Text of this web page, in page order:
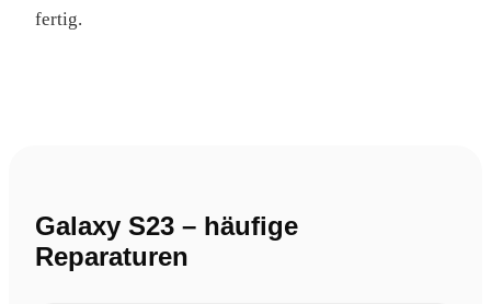
fertig.
Galaxy S23 – häufige
Reparaturen